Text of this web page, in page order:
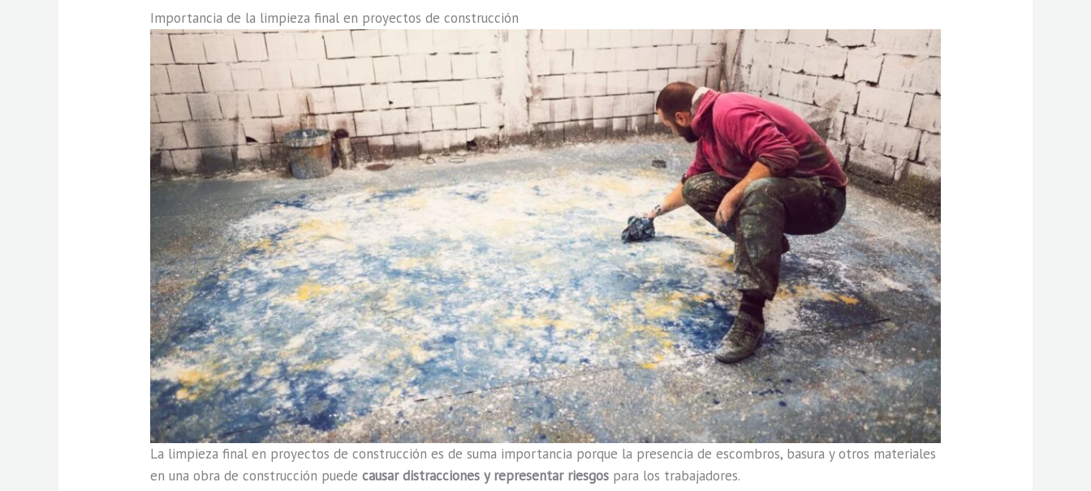
Importancia de la limpieza final en proyectos de construcción
La limpieza final en proyectos de construcción es de suma importancia porque la presencia de escombros, basura y otros materiales
en una obra de construcción puedecausar distracciones y representar riesgos para los trabajadores.